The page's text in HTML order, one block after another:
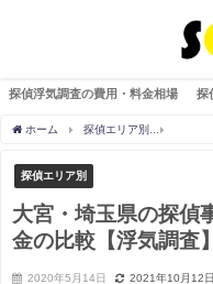
探偵浮気調査の費用・料金相場 探
ホーム 探偵エリア別
探偵エリア別
大宮・埼玉県の探偵
金の比較【浮気調査】
2020年5月14日 2021年10月12日